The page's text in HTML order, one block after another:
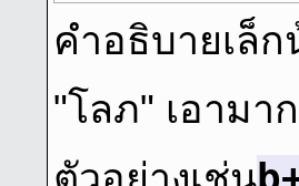
คําอธิบายเล็
"โลภ" เอามา